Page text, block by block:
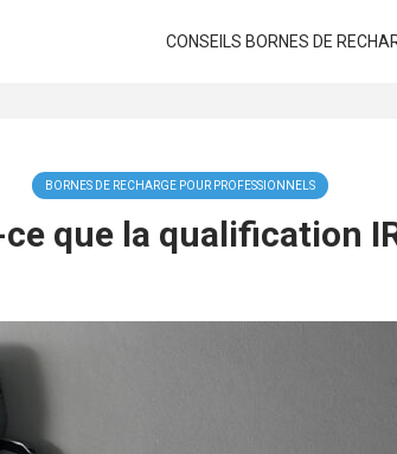
CONSEILS BORNES DE
BORNES DE RECHARGE POUR PROFESSIONNELS
ce que la qualification